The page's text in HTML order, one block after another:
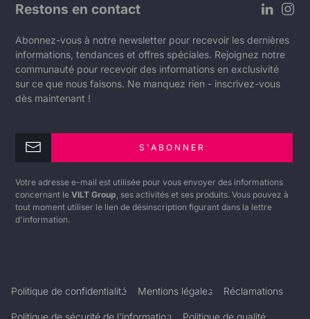
Restons en contact
Abonnez-vous à notre newsletter pour recevoir les dernières
informations, tendances et offres spéciales. Rejoignez notre
communauté pour recevoir des informations en exclusivité
sur ce que nous faisons. Ne manquez rien - inscrivez-vous
dès maintenant !
S'ABONNER
Votre adresse e-mail est utilisée pour vous envoyer des informations
concernant le VILT Group, ses activités et ses produits. Vous pouvez à
tout moment utiliser le lien de désinscription figurant dans la lettre
d'information.
Politique de confidentialité Mentions légales Réclamations
Politique de sécurité de l'information Politique de qualité